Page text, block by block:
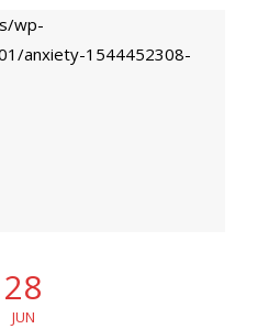
28
JUN